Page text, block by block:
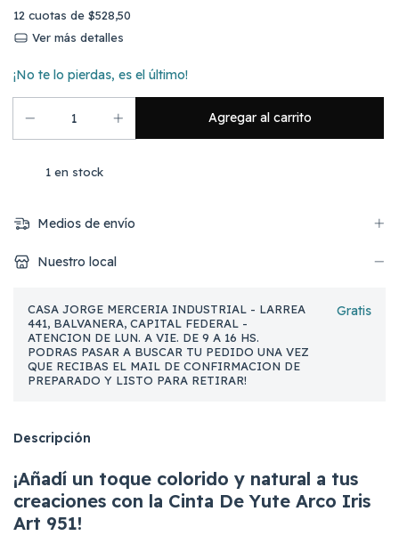
12 cuotas de $528,50
Ver más detalles
¡No te lo pierdas, es el último!
1 en stock
Medios de envío
Nuestro local
CASA JORGE MERCERIA INDUSTRIAL - LARREA
441, BALVANERA, CAPITAL FEDERAL -
ATENCION DE LUN. A VIE. DE 9 A 16 HS.
PODRAS PASAR A BUSCAR TU PEDIDO UNA VEZ
QUE RECIBAS EL MAIL DE CONFIRMACION DE
PREPARADO Y LISTO PARA RETIRAR!
Gratis
Descripción
¡Añadí un toque colorido y natural a tus
creaciones con la Cinta De Yute Arco Iris
Art 951!